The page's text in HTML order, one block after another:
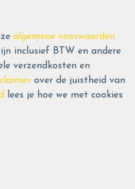
algemene voorwaarden
inclusief BTW en andere
verzendkosten en
over de juistheid van
lees je hoe we met cookies